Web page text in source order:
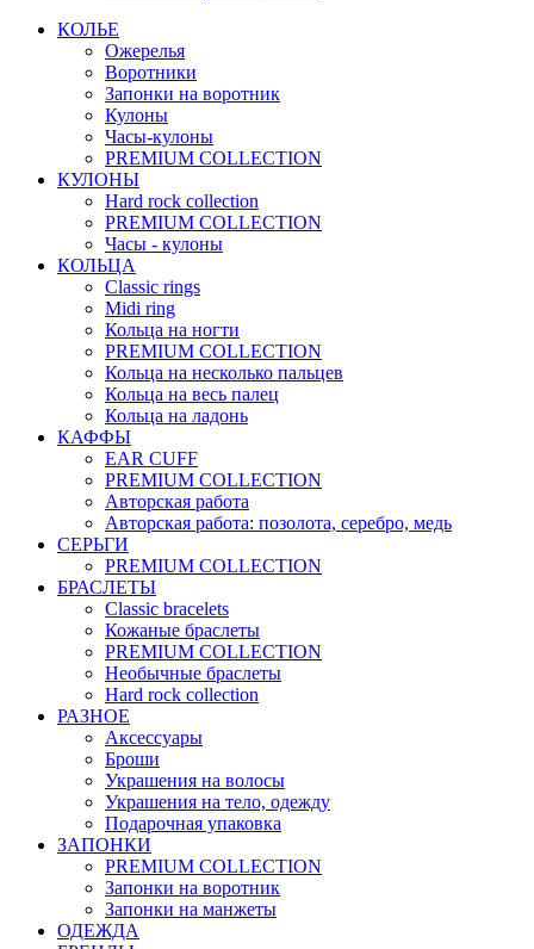
КОЛЬЕ
Ожерелья
Воротники
Запонки на воротник
Кулоны
Часы-кулоны
PREMIUM COLLECTION
КУЛОНЫ
Hard rock collection
PREMIUM COLLECTION
Часы - кулоны
КОЛЬЦА
Classic rings
Midi ring
Кольца на ногти
PREMIUM COLLECTION
Кольца на несколько пальцев
Кольца на весь палец
Кольца на ладонь
КАФФЫ
EAR CUFF
PREMIUM COLLECTION
Авторская работа
Авторская работа: позолота, серебро, медь
СЕРЬГИ
PREMIUM COLLECTION
БРАСЛЕТЫ
Classic bracelets
Кожаные браслеты
PREMIUM COLLECTION
Необычные браслеты
Hard rock collection
РАЗНОЕ
Аксессуары
Броши
Украшения на волосы
Украшения на тело, одежду
Подарочная упаковка
ЗАПОНКИ
PREMIUM COLLECTION
Запонки на воротник
Запонки на манжеты
ОДЕЖДА